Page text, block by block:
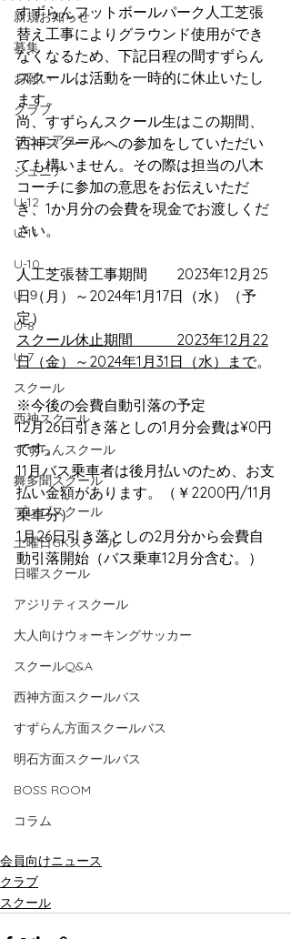
新規お知らせ
募集
お願い
クラブ
ジュニアユース
ジュニア
U-12
U-11
U-10
U-９
U-8
U-7
スクール
西神スクール
すずらんスクール
舞多聞スクール
プレゴスクール
土曜日GKスクール
日曜スクール
アジリティスクール
大人向けウォーキングサッカー
スクールQ&A
西神方面スクールバス
すずらん方面スクールバス
明石方面スクールバス
BOSS ROOM
コラム
すずらんフットボールパーク人工芝張
替え工事によりグラウンド使用ができ
なくなるため、下記日程の間すずらん
スクールは活動を一時的に休止いたし
ます。
尚、すずらんスクール生はこの期間、
西神スクールへの参加をしていただい
ても構いません。その際は担当の八木
コーチに参加の意思をお伝えいただ
き、1か月分の会費を現金でお渡しくだ
さい。
人工芝張替工事期間　　2023年12月25
日（月）～2024年1月17日（水）（予
定）
スクール休止期間　　　2023年12月22
日（金）～2024年1月31日（水）まで。
※今後の会費自動引落の予定
12月26日引き落としの1月分会費は¥0円
です。
11月バス乗車者は後月払いのため、お支
払い金額があります。（￥2200円/11月
乗車分）
1月26日引き落としの2月分から会費自
動引落開始（バス乗車12月分含む。）
会員向けニュース
クラブ
スクール